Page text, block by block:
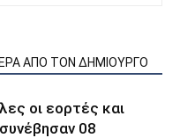
ΑΠΟ ΤΟΝ ΔΗΜΙΟΥΡΓΟ
οι εορτές και
08